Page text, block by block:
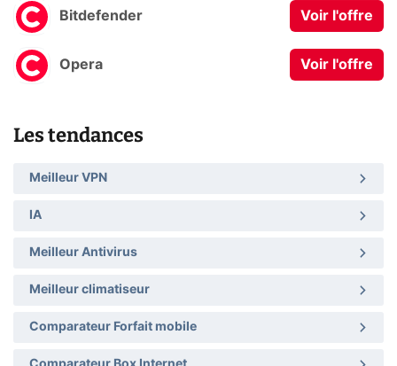
Bitdefender Voir l'offre
Opera Voir l'offre
Les tendances
Meilleur VPN
IA
Meilleur Antivirus
Meilleur climatiseur
Comparateur Forfait mobile